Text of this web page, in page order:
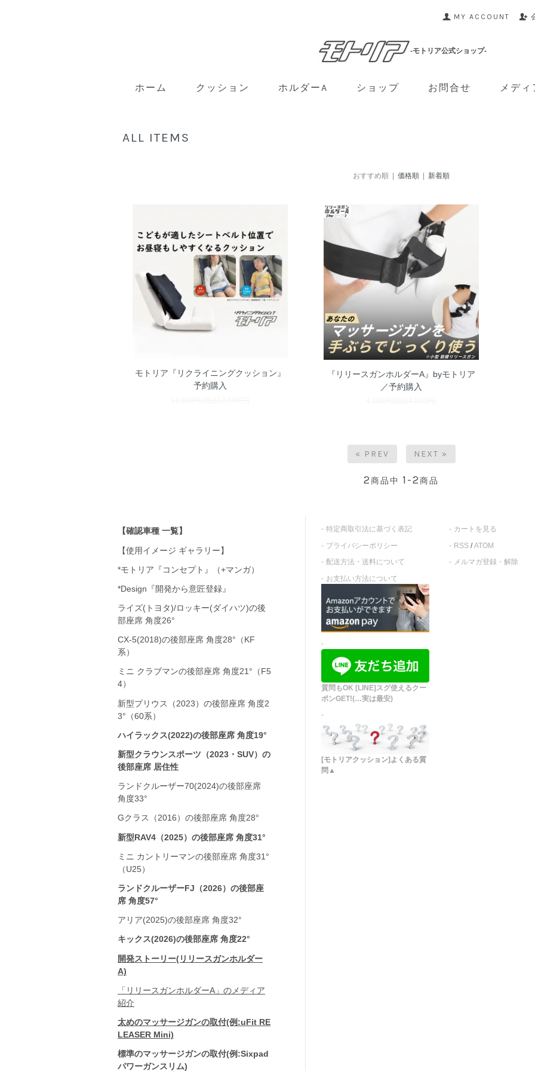
MY ACCOUNT
-モトリア公式ショップ-
ホーム クッション ホルダーA ショップ お問合せ メディ
ALL ITEMS
おすすめ順 | 価格順 新着順
モトリア『リクライニングクッション』
予約購入
『リリースガンホルダーA』byモトリア
／予約購入
« PREV NEXT »
2商品中 1-2商品
【確認車種 一覧】
【使用イメージ ギャラリー】
*モトリア『コンセプト』（+マンガ）
*Design『開発から意匠登録』
ライズ(トヨタ)/ロッキー(ダイハツ)の後
部座席 角度26°
CX-5(2018)の後部座席 角度28°（KF
系）
ミニ クラブマンの後部座席 角度21°（F5
4）
新型プリウス（2023）の後部座席 角度2
3°（60系）
ハイラックス(2022)の後部座席 角度19°
新型クラウンスポーツ（2023・SUV）の
後部座席 居住性
ランドクルーザー70(2024)の後部座席
角度33°
Gクラス（2016）の後部座席 角度28°
新型RAV4（2025）の後部座席 角度31°
ミニ カントリーマンの後部座席 角度31°
（U25）
ランドクルーザーFJ（2026）の後部座
席 角度57°
アリア(2025)の後部座席 角度32°
キックス(2026)の後部座席 角度22°
開発ストーリー(リリースガンホルダー
A)
「リリースガンホルダーA」のメディア
紹介
太めのマッサージガンの取付(例:uFit RE
LEASER Mini)
標準のマッサージガンの取付(例:Sixpad
パワーガンスリム)
特定商取引法に基づく表記
プライバシーポリシー
配送方法・送料について
お支払い方法について
質問もOK [LINE]スグ使えるクー
ポンGET!(…実は最安)
[モトリアクッション]よくある質
問▲
カートを見る
RSS/ATOM
メルマガ登録・解除